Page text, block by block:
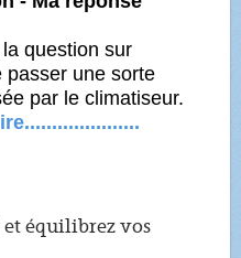
question sur
passer une sorte
par le climatiseur.
équilibrez vos